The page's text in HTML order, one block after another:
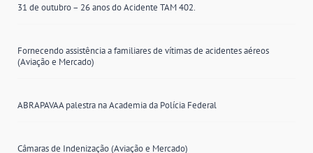
31 de outubro – 26 anos do Acidente TAM 402.
Fornecendo assistência a familiares de vítimas de acidentes aéreos
(Aviação e Mercado)
ABRAPAVAA palestra na Academia da Polícia Federal
Câmaras de Indenização (Aviação e Mercado)